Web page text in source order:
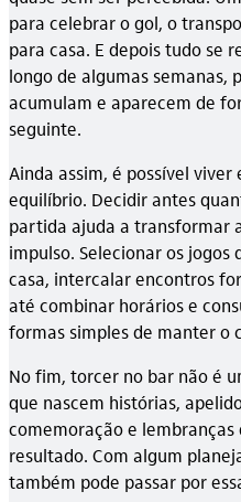
para celebrar o gol, o
para casa. E depois tudo se
longo de algumas semanas,
acumulam e aparecem de
seguinte.
Ainda assim, é possível
equilíbrio. Decidir antes
partida ajuda a transformar
impulso. Selecionar os
casa, intercalar encontros
até combinar horários e
formas simples de manter o
No fim, torcer no bar não é
que nascem histórias,
comemoração e
resultado. Com algum
também pode passar por